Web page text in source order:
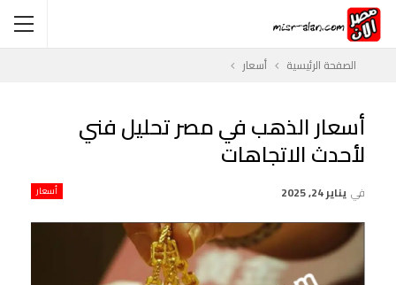
الصفحة الرئيسية أسعار
أسعار الذهب في مصر تحليل فني
لأحدث الاتجاهات
أسعار في يناير 24, 2025